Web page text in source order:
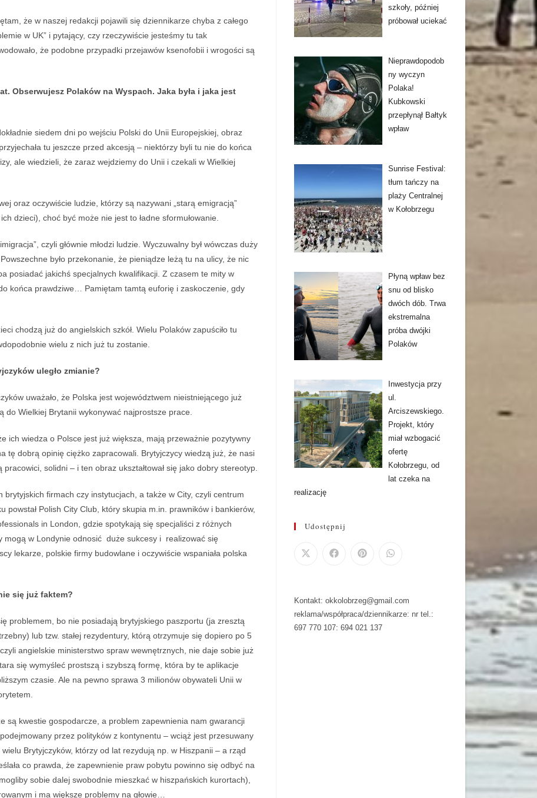
że w naszej redakcji pojawili się dziennikarze chyba z całego
w UK” i pytający, czy rzeczywiście jesteśmy tu tak
że podobne przypadki przejawów ksenofobii i wrogości są
Obserwujesz Polaków na Wyspach. Jaka była i jaka jest
siedem dni po wejściu Polski do Unii Europejskiej, obraz
tu jeszcze przed akcesją – niektórzy byli tu nie do końca
ale wiedzieli, że zaraz wejdziemy do Unii i czekali w Wielkiej
oraz oczywiście ludzie, którzy są nazywani „starą emigracją”
dzieci), choć być może nie jest to ładne sformułowanie.
czyli głównie młodzi ludzie. Wyczuwalny był wówczas duży
było przekonanie, że pieniądze leżą tu na ulicy, że nic
posiadać jakichś specjalnych kwalifikacji. Z czasem te mity w
końca prawdziwe… Pamiętam tamtą euforię i zaskoczenie, gdy
chodzą już do angielskich szkół. Wielu Polaków zapuściło tu
wielu z nich już tu zostanie.
uległo zmianie?
uważało, że Polska jest województwem nieistniejącego już
do Wielkiej Brytanii wykonywać najprostsze prace.
ich wiedza o Polsce jest już większa, mają przeważnie pozytywny
tę dobrą opinię ciężko zapracowali. Brytyjczycy wiedzą już, że nasi
solidni – i ten obraz ukształtował się jako dobry stereotyp.
firmach czy instytucjach, a także w City, czyli centrum
powstał Polish City Club, który skupia m.in. prawników i bankierów,
in London, gdzie spotykają się specjaliści z różnych
mogą w Londynie odnosić duże sukcesy i realizować się
lekarze, polskie firmy budowlane i oczywiście wspaniała polska
się już faktem?
problemem, bo nie posiadają brytyjskiego paszportu (ja zresztą
lub tzw. stałej rezydentury, którą otrzymuje się dopiero po 5
angielskie ministerstwo spraw wewnętrznych, nie daje sobie już
się wymyśleć prostszą i szybszą formę, która by te aplikacje
czasie. Ale na pewno sprawa 3 milionów obywateli Unii w
są kwestie gospodarcze, a problem zapewnienia nam gwarancji
przez polityków z kontynentu – wciąż jest przesuwany
Brytyjczyków, którzy od lat rezydują np. w Hiszpanii – a rząd
co prawda, że zapewnienie praw pobytu powinno się odbyć na
sobie dalej swobodnie mieszkać w hiszpańskich kurortach),
i ma większe problemy na głowie…
szkoły, później
próbował uciekać
Nieprawdopodob
ny wyczyn
Polaka!
Kubkowski
przepłynął Bałtyk
wpław
Sunrise Festival:
tłum tańczy na
plaży Centralnej
w Kołobrzegu
Płyną wpław bez
snu od blisko
dwóch dób. Trwa
ekstremalna
próba dwójki
Polaków
Inwestycja przy
ul.
Arciszewskiego.
Projekt, który
miał wzbogacić
ofertę
Kołobrzegu, od
lat czeka na
realizację
Udostępnij
Kontakt: okkolobrzeg@gmail.com
reklama/współpraca/dziennikarze: nr tel.:
697 770 107: 694 021 137